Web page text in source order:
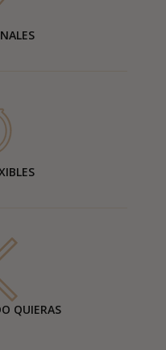
QUIERAS